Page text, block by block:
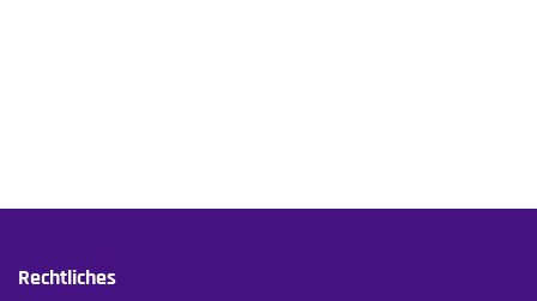
Rechtliches